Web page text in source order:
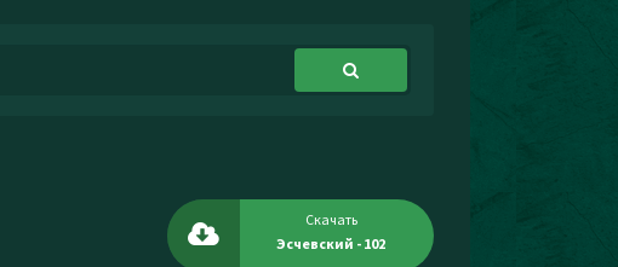
Скачать
Эсчевский - 102